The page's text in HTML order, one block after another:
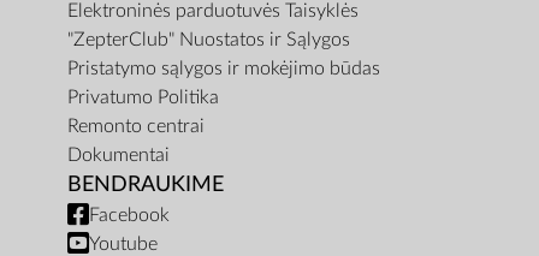
Elektroninės parduotuvės Taisyklės
"ZepterClub" Nuostatos ir Sąlygos
Pristatymo sąlygos ir mokėjimo būdas
Privatumo Politika
Remonto centrai
Dokumentai
BENDRAUKIME
Facebook
Youtube